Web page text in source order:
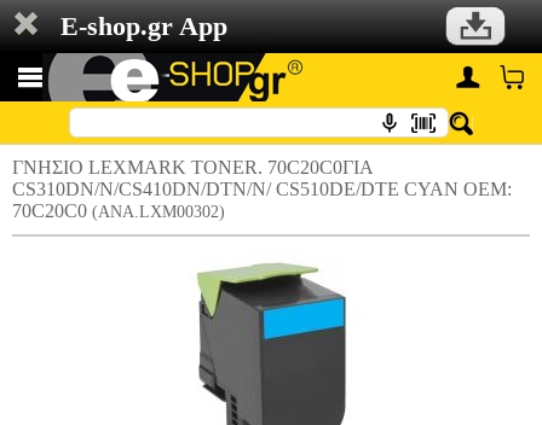
E-shop.gr App
ΓΝΗΣΙΟ LEXMARK TONER. 70C20C0ΓΙΑ
CS310DN/N/CS410DN/DTN/N/ CS510DE/DTE CYAN OEM:
70C20C0 (ANA.LXM00302)